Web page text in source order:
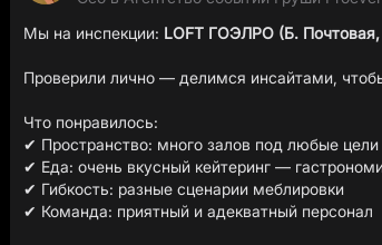
Мы на инспекции: LOFT ГОЭЛРО (Б.
Проверили лично — делимся инсайтами,
Что понравилось:
✔ Пространство: много залов под любые цели
✔ Еда: очень вкусный кейтеринг —
✔ Гибкость: разные сценарии меблировки
✔ Команда: приятный и адекватный персонал